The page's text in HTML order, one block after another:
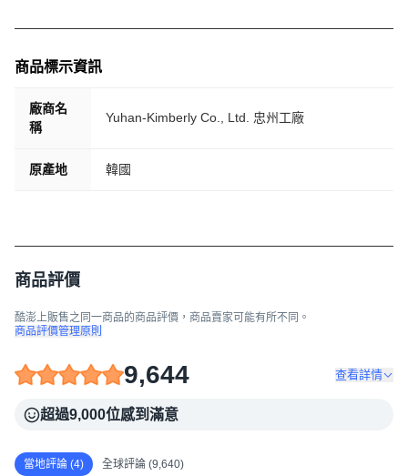
商品標示資訊
廠商名
稱
Yuhan-Kimberly Co., Ltd. 忠州工廠
原產地 韓國
商品評價
酷澎上販售之同一商品的商品評價，商品賣家可能有所不同。
商品評價管理原則
9,644 查看詳情
超過9,000位感到滿意
當地評論 (4) 全球評論 (9,640)